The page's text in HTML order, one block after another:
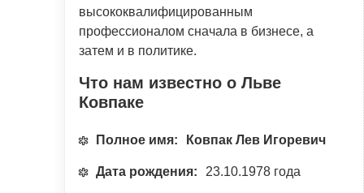
высококвалифицированным
профессионалом сначала в бизнесе, а
затем и в политике.
Что нам известно о Льве
Ковпаке
Полное имя: Ковпак Лев Игоревич
Дата рождения: 23.10.1978 года